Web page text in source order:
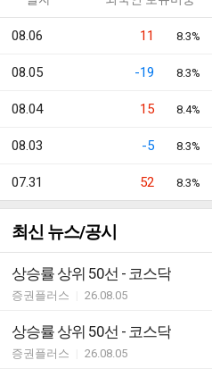
08.06 11 8.3%
08.05 -19 8.3%
08.04 15 8.4%
08.03 -5 8.3%
07.31 52 8.3%
최신 뉴스/공시
상승률 상위 50선 - 코스닥
증권플러스 26.08.05
상승률 상위 50선 - 코스닥
증권플러스 26.08.05